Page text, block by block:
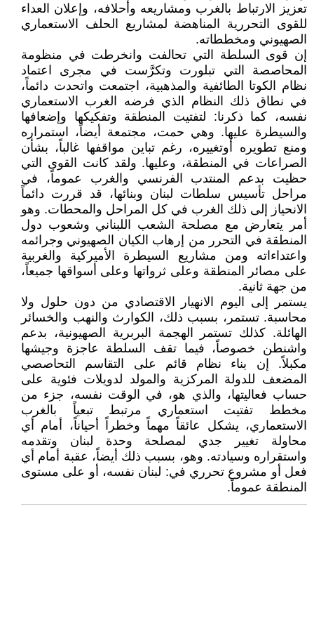
تعزيز الارتباط بالغرب ومشاريعه وأحلافه، وإعلان العداء
للقوى التحررية المناهضة لمشاريع الحلف الاستعماري
الصهيوني ومخططاته.
إن قوى السلطة التي تحالفت وانخرطت في منظومة
المحاصصة التي تبلورت وتكرَّست في مجرى اعتماد
نظام الكوتا الطائفية والمذهبية، اجتمعت واتحدت دائماً،
في نطاق ذلك النظام الذي فرضه الغرب الاستعماري
نفسه، كما ذكرنا: لتفتيت المنطقة وتفكيكها وإضعافها
والسيطرة عليها. وهي حمت، مجتمعة أيضاً، استمراره
ومنع تطويره أوتغييره، رغم تباين مواقفها غالباً، بشأن
الصراعات في المنطقة، وعليها. ولقد كانت القوى التي
حظيت بدعم المنتدب الفرنسي والغرب عموماً، في
مراحل تأسيس سلطات لبنان وبنائها، قد قررت دائماً
الانحياز إلى ذلك الغرب في كل المراحل والمحطات. وهو
أمر يتعارض مع مصلحة الشعب اللبناني وشعوب دول
المنطقة في التحرر من إرهاب الكيان الصهيوني وجرائمه
واعتداءاته ومن مشاريع السيطرة الأميركية والغربية
على مصائر المنطقة وعلى ثرواتها وعلى أسواقها جميعاً،
من جهة ثانية.
يستمر إلى اليوم الانهيار الاقتصادي من دون حلول ولا
محاسبة. تستمر، بسبب ذلك، الكوارث والنهب والخسائر
الهائلة. كذلك تستمر الهجمة البربرية الصهيونية، بدعم
واشنطن خصوصاً، فيما تقف السلطة عاجزة وجيشها
مكبلاً. إن بناء نظام قائم على التقاسم التحاصصي
المضعف للدولة المركزية والمولد لدويلات فئوية على
حساب فعاليتها، والذي هو، في الوقت نفسه، جزء من
مخطط تفتيت استعماري مرتبط تبعياً بالغرب
الاستعماري، يشكل عائقاً مهماً وخطراً أحياناً، أمام أي
محاولة تغيير جدي لمصلحة وحدة لبنان وتقدمه
واستقراره وسيادته. وهو، بسبب ذلك أيضاً، عقبة أمام أي
فعل أو مشروع تحرري في: لبنان نفسه، أو على مستوى
المنطقة عموماً.